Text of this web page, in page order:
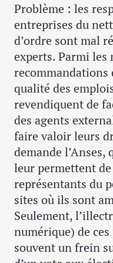
Problème : les
entreprises du
d’ordre sont mal
experts. Parmi les
recommandations
qualité des
revendiquent de
des agents
faire valoir leurs
demande
leur permettent
représentants du
sites où ils sont
Seulement,
numérique) de
souvent un frein